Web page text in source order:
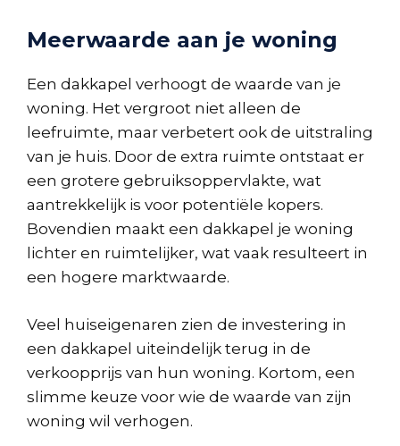
Meerwaarde aan je woning
Een dakkapel verhoogt de waarde van je
woning. Het vergroot niet alleen de
leefruimte, maar verbetert ook de uitstraling
van je huis. Door de extra ruimte ontstaat er
een grotere gebruiksoppervlakte, wat
aantrekkelijk is voor potentiële kopers.
Bovendien maakt een dakkapel je woning
lichter en ruimtelijker, wat vaak resulteert in
een hogere marktwaarde.
Veel huiseigenaren zien de investering in
een dakkapel uiteindelijk terug in de
verkoopprijs van hun woning. Kortom, een
slimme keuze voor wie de waarde van zijn
woning wil verhogen.